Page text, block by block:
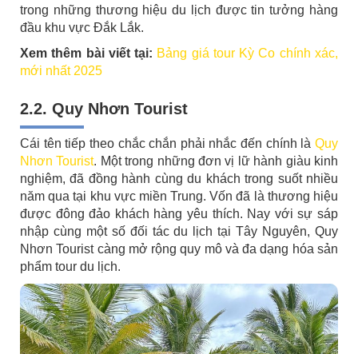
trong những thương hiệu du lịch được tin tưởng hàng
đầu khu vực Đắk Lắk.
Xem thêm bài viết tại: Bảng giá tour Kỳ Co chính xác,
mới nhất 2025
2.2. Quy Nhơn Tourist
Cái tên tiếp theo chắc chắn phải nhắc đến chính là Quy
Nhơn Tourist. Một trong những đơn vị lữ hành giàu kinh
nghiệm, đã đồng hành cùng du khách trong suốt nhiều
năm qua tại khu vực miền Trung. Vốn đã là thương hiệu
được đông đảo khách hàng yêu thích. Nay với sự sáp
nhập cùng một số đối tác du lịch tại Tây Nguyên, Quy
Nhơn Tourist càng mở rộng quy mô và đa dạng hóa sản
phẩm tour du lịch.